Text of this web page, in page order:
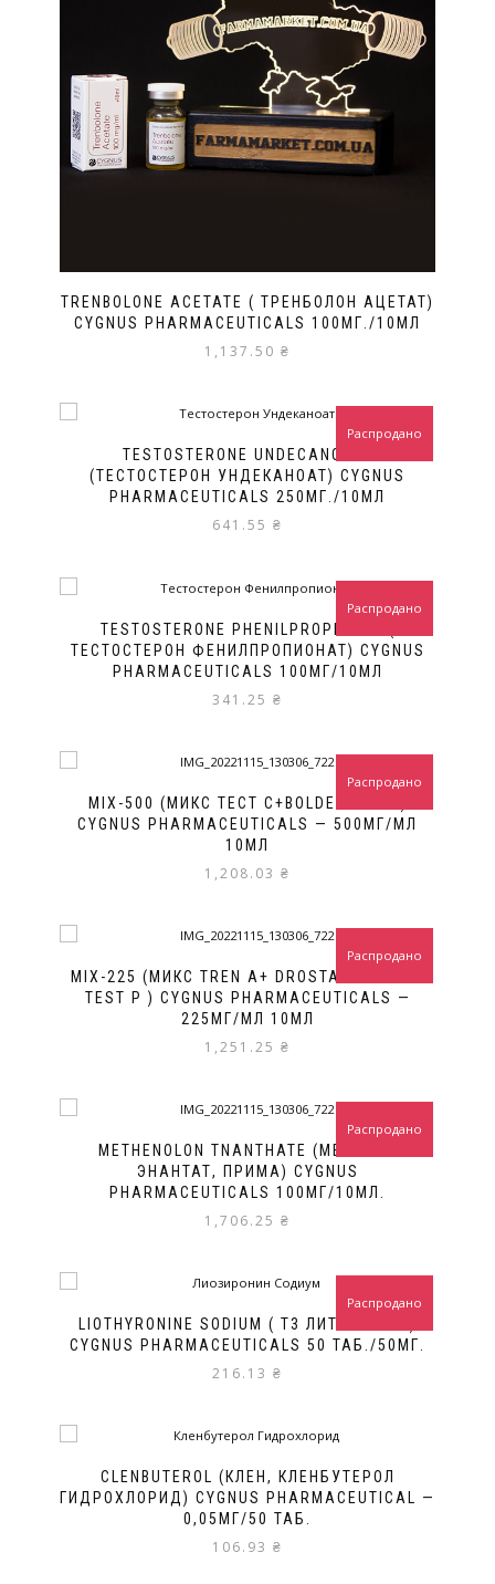
TRENBOLONE ACETATE ( ТРЕНБОЛОН АЦЕТАТ)
CYGNUS PHARMACEUTICALS 100МГ./10МЛ
1,137.50 ₴
TESTOSTERONE UNDECANOATE
(ТЕСТОСТЕРОН УНДЕКАНОАТ) CYGNUS
PHARMACEUTICALS 250МГ./10МЛ
641.55 ₴
Распродано
TESTOSTERONE PHENILPROPIONAE (
ТЕСТОСТЕРОН ФЕНИЛПРОПИОНАТ) CYGNUS
PHARMACEUTICALS 100МГ/10МЛ
341.25 ₴
Распродано
MIX-500 (МИКС TECT C+BOLDENONE U )
CYGNUS PHARMACEUTICALS — 500МГ/МЛ
10МЛ
1,208.03 ₴
Распродано
MIX-225 (МИКС TREN A+ DROSTANOLON P +
TEST P ) CYGNUS PHARMACEUTICALS —
225МГ/МЛ 10МЛ
1,251.25 ₴
Распродано
METHENOLON TNANTHATE (МЕТАНОЛ
ЭНАНТАТ, ПРИМА) CYGNUS
PHARMACEUTICALS 100МГ/10МЛ.
1,706.25 ₴
Распродано
LIOTHYRONINE SODIUM ( T3 ЛИТОРИНИН )
СYGNUS PHARMACEUTICALS 50 ТАБ./50МГ.
216.13 ₴
Распродано
CLENBUTEROL (КЛЕН, КЛЕНБУТЕРОЛ
ГИДРОХЛОРИД) CYGNUS PHARMACEUTICAL —
0,05МГ/50 ТАБ.
106.93 ₴